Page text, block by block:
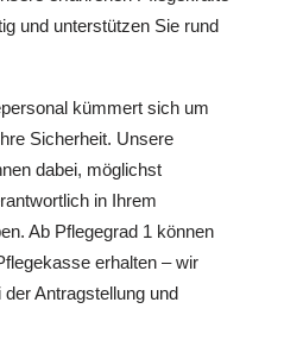
und unterstützen Sie rund
kümmert sich um
Sicherheit. Unsere
dabei, möglichst
in Ihrem
Ab Pflegegrad 1 können
erhalten – wir
Antragstellung und